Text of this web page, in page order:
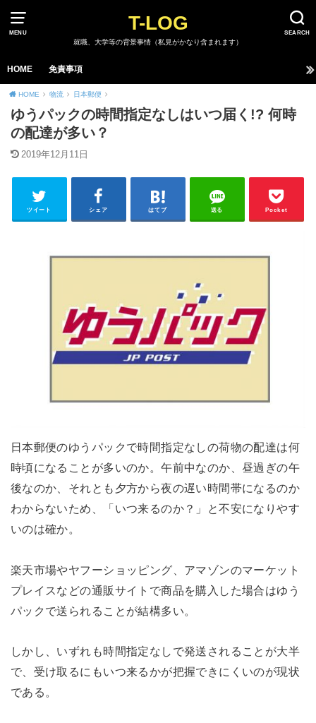
MENU SEARCH
T-LOG
就職、大学等の背景事情（私見がかなり含まれます）
HOME 免責事項
HOME 物流 日本郵便
ゆうパックの時間指定なしはいつ届く!? 何時
の配達が多い？
2019年12月11日
ツイート シェア はてブ 送る Pocket
日本郵便のゆうパックで時間指定なしの荷物の配達は何
時頃になることが多いのか。午前中なのか、昼過ぎの午
後なのか、それとも夕方から夜の遅い時間帯になるのか
わからないため、「いつ来るのか？」と不安になりやす
いのは確か。
楽天市場やヤフーショッピング、アマゾンのマーケット
プレイスなどの通販サイトで商品を購入した場合はゆう
パックで送られることが結構多い。
しかし、いずれも時間指定なしで発送されることが大半
で、受け取るにもいつ来るかが把握できにくいのが現状
である。